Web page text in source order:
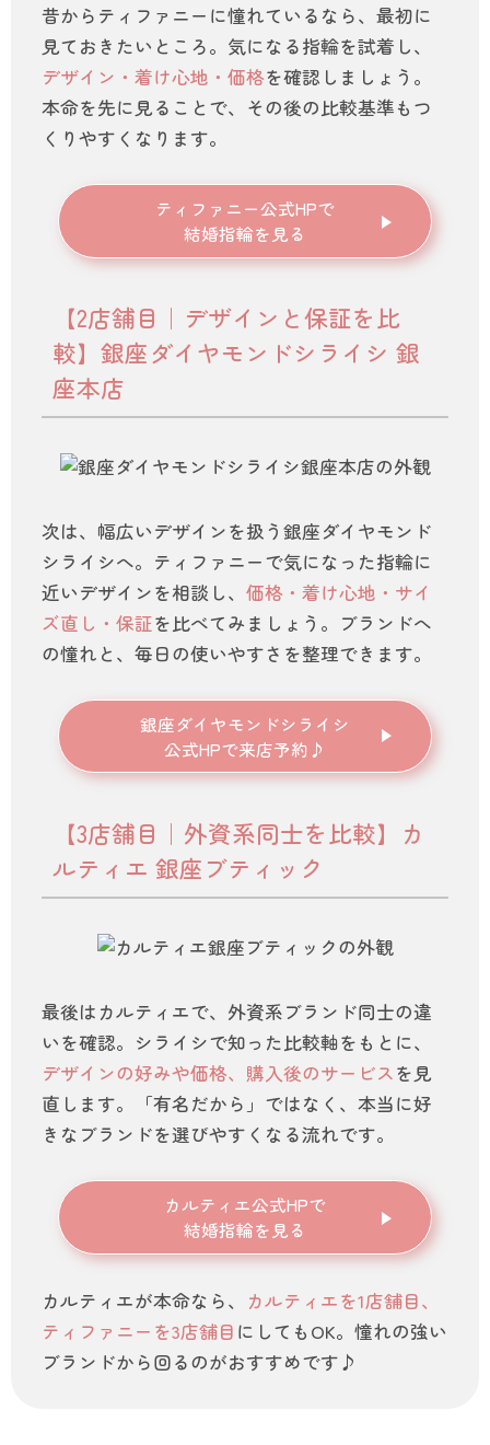
昔からティファニーに憧れているなら、最初に
見ておきたいところ。気になる指輪を試着し、
デザイン・着け心地・価格を確認しましょう。
本命を先に見ることで、その後の比較基準もつ
くりやすくなります。
ティファニー公式HPで
結婚指輪を見る
【2店舗目｜デザインと保証を比
較】銀座ダイヤモンドシライシ 銀
座本店
次は、幅広いデザインを扱う銀座ダイヤモンド
シライシへ。ティファニーで気になった指輪に
近いデザインを相談し、価格・着け心地・サイ
ズ直し・保証を比べてみましょう。ブランドへ
の憧れと、毎日の使いやすさを整理できます。
銀座ダイヤモンドシライシ
公式HPで来店予約♪
【3店舗目｜外資系同士を比較】カ
ルティエ 銀座ブティック
最後はカルティエで、外資系ブランド同士の違
いを確認。シライシで知った比較軸をもとに、
デザインの好みや価格、購入後のサービスを見
直します。「有名だから」ではなく、本当に好
きなブランドを選びやすくなる流れです。
カルティエ公式HPで
結婚指輪を見る
カルティエが本命なら、
カルティエを1店舗目、
ティファニーを3店舗目 にしてもOK。憧れの強い
ブランドから回るのがおすすめです♪